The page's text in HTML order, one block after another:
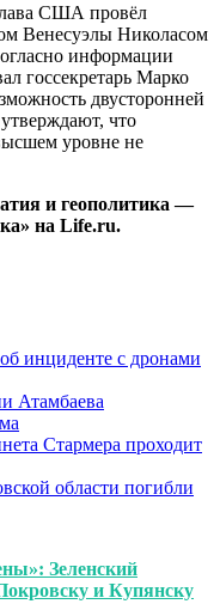
США провёл
Венесуэлы Николасом
информации
госсекретарь Марко
двусторонней
что
уровне не
и геополитика —
на Life.ru.
инциденте с дронами
Атамбаева
Стармера проходит
области погибли
Зеленский
и Купянску